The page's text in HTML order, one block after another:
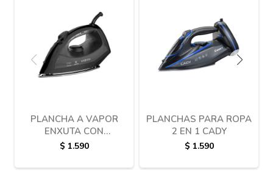
PLANCHA A VAPOR
ENXUTA CON
ROCIADOR
$ 1.590
PLANCHAS PARA ROPA
2 EN 1 CADY
$ 1.590